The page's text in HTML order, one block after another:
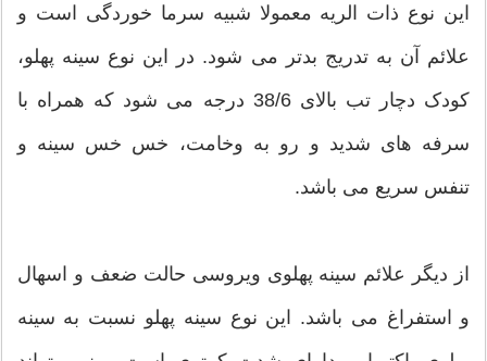
این نوع ذات الریه معمولا شبیه سرما خوردگی است و
علائم آن به تدریج بدتر می شود. در این نوع سینه پهلو،
کودک دچار تب بالای 38/6 درجه می شود که همراه با
سرفه های شدید و رو به وخامت، خس خس سینه و
تنفس سریع می باشد.
از دیگر علائم سینه پهلوی ویروسی حالت ضعف و اسهال
و استفراغ می باشد. این نوع سینه پهلو نسبت به سینه